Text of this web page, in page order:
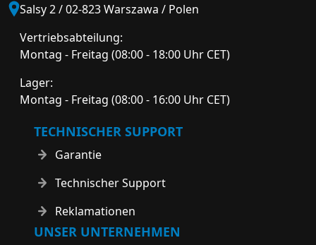
Salsy 2 / 02-823 Warszawa / Polen
Vertriebsabteilung:
Montag - Freitag (08:00 - 18:00 Uhr CET)
Lager:
Montag - Freitag (08:00 - 16:00 Uhr CET)
TECHNISCHER SUPPORT
Garantie
Technischer Support
Reklamationen
UNSER UNTERNEHMEN